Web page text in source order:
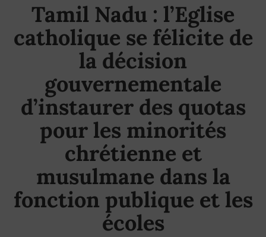
Tamil Nadu : l’Eglise
catholique se félicite de
la décision
gouvernementale
d’instaurer des quotas
pour les minorités
chrétienne et
musulmane dans la
fonction publique et les
écoles